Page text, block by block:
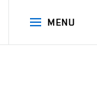
MENU